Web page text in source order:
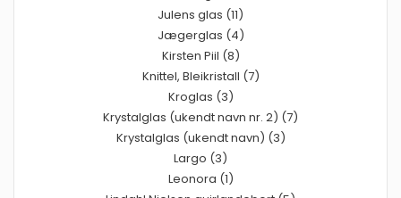
Julens glas (11)
Jægerglas (4)
Kirsten Piil (8)
Knittel, Bleikristall (7)
Kroglas (3)
Krystalglas (ukendt navn nr. 2) (7)
Krystalglas (ukendt navn) (3)
Largo (3)
Leonora (1)